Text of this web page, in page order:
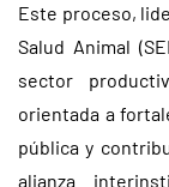
Este proceso,
Salud Animal
sector
orientada a
pública y
alianza